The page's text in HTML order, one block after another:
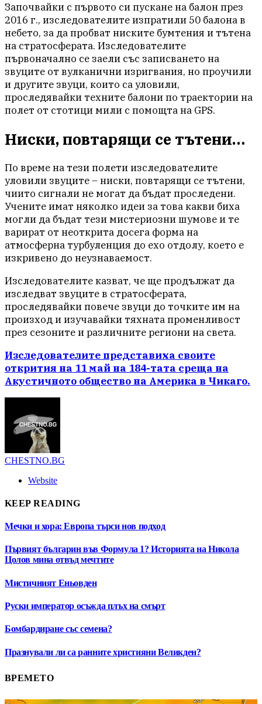
Започвайки с първото си пускане на балон през
2016 г., изследователите изпратили 50 балона в
небето, за да пробват ниските бумтения и тътена
на стратосферата. Изследователите
първоначално се заели със записването на
звуците от вулканични изригвания, но проучили
и другите звуци, които са уловили,
проследявайки техните балони по траектории на
полет от стотици мили с помощта на GPS.
Ниски, повтарящи се тътени…
По време на тези полети изследователите
уловили звуците – ниски, повтарящи се тътени,
чиито сигнали не могат да бъдат проследени.
Учените имат няколко идеи за това какви биха
могли да бъдат тези мистериозни шумове и те
варират от неоткрита досега форма на
атмосферна турбуленция до ехо отдолу, което е
изкривено до неузнаваемост.
Изследователите казват, че ще продължат да
изследват звуците в стратосферата,
проследявайки повече звуци до точките им на
произход и изучавайки тяхната променливост
през сезоните и различните региони на света.
Изследователите представиха своите
открития на 11 май на 184-тата среща на
Акустичното общество на Америка в Чикаго.
CHESTNO.BG
Website
KEEP READING
Мечки и хора: Европа търси нов подход
Първият българин във Формула 1? Историята на Никола
Цолов мина отвъд мечтите
Мистичният Eньовден
Руски император осъжда плъх на смърт
Бомбардиране със семена?
Празнували ли са ранните християни Великден?
ВРЕМЕТО